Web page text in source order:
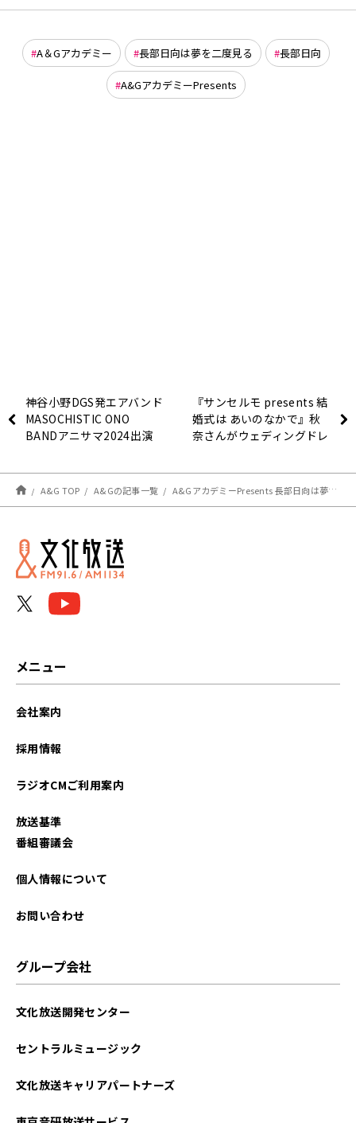
A＆Gアカデミー 長部日向は夢を二度見る 長部日向
A&GアカデミーPresents
神谷小野DGS発エアバンド
MASOCHISTIC ONO
BANDアニサマ2024出演
『サンセルモ presents 結
婚式は あいのなかで』秋
奈さんがウェディングドレ
18日・5月25日)
A&G TOP A&Gの記事一覧 A&GアカデミーPresents 長部日向は夢を二度見る（第２回：４月１９日放送分）
メニュー
会社案内
採用情報
ラジオCMご利用案内
放送基準
番組審議会
個人情報について
お問い合わせ
グループ会社
文化放送開発センター
セントラルミュージック
文化放送キャリアパートナーズ